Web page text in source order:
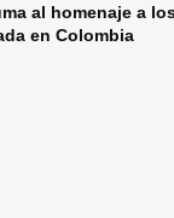
al homenaje a
en Colombia